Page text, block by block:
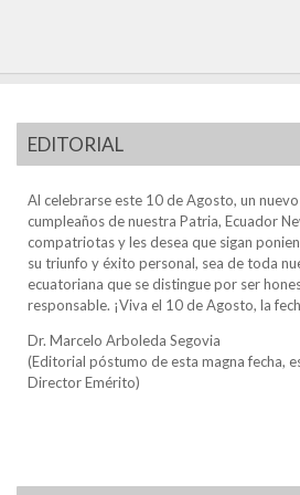
EDITORIAL
Al celebrarse este 10 de Agosto, un
cumpleaños de nuestra Patria, Ecuador
compatriotas y les desea que sigan
su triunfo y éxito personal, sea de toda
ecuatoriana que se distingue por ser
responsable. ¡Viva el 10 de Agosto, la
Dr. Marcelo Arboleda Segovia
(Editorial póstumo de esta magna fecha,
Director Emérito)